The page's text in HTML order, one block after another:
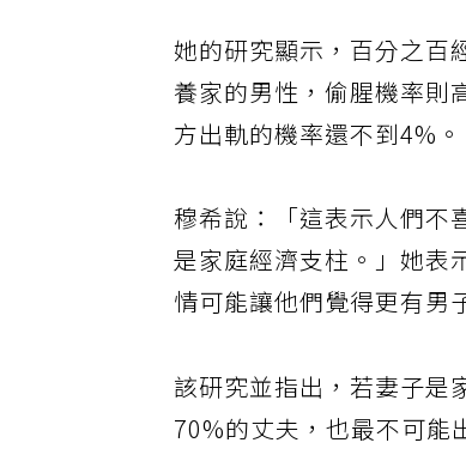
她的研究顯示，百分之百
養家的男性，偷腥機率則
方出軌的機率還不到4%。
穆希說：「這表示人們不
是家庭經濟支柱。」她表
情可能讓他們覺得更有男
該研究並指出，若妻子是
70%的丈夫，也最不可能